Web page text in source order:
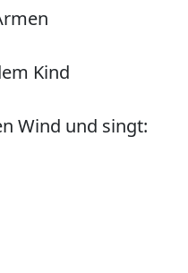
Kind
Wind und singt: